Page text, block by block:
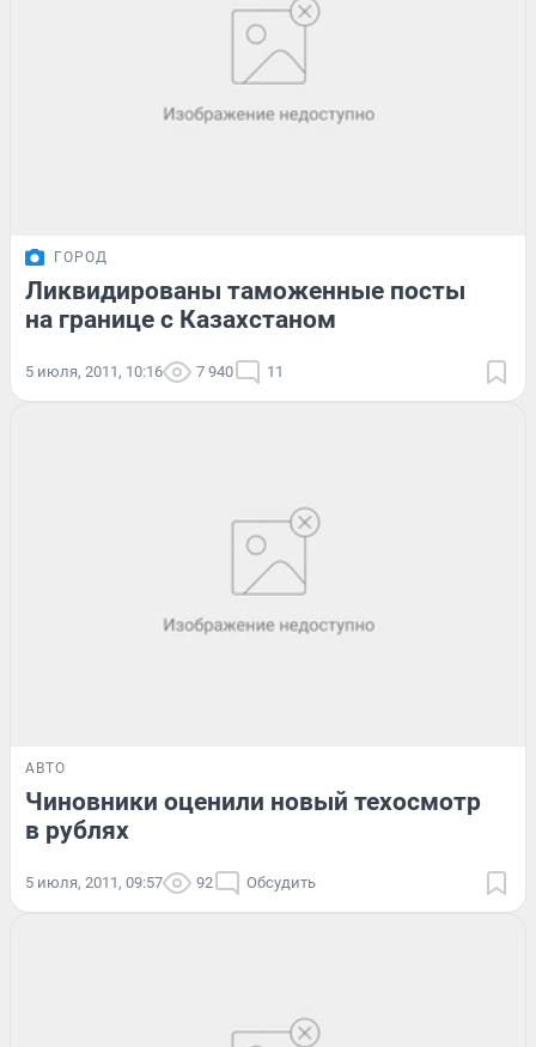
ГОРОД
Ликвидированы таможенные посты
на границе с Казахстаном
5 июля, 2011, 10:16 7 940 11
АВТО
Чиновники оценили новый техосмотр
в рублях
5 июля, 2011, 09:57 92 Обсудить